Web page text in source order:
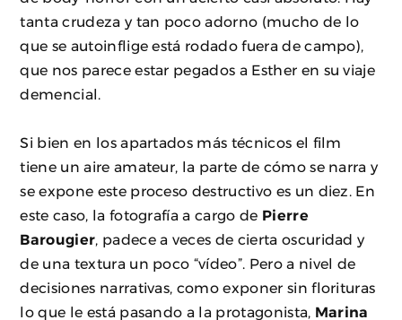
tanta crudeza y tan poco adorno (mucho de lo
que se autoinflige está rodado fuera de campo),
que nos parece estar pegados a Esther en su viaje
demencial.
Si bien en los apartados más técnicos el film
tiene un aire amateur, la parte de cómo se narra y
se expone este proceso destructivo es un diez. En
este caso, la fotografía a cargo de Pierre
Barougier , padece a veces de cierta oscuridad y
de una textura un poco “vídeo”. Pero a nivel de
decisiones narrativas, como exponer sin florituras
lo que le está pasando a la protagonista, Marina